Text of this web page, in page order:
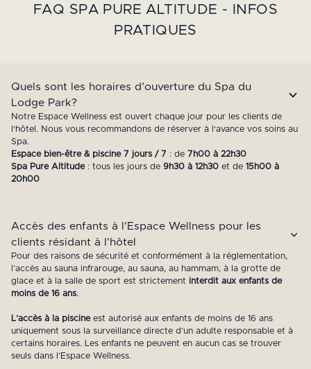
FAQ SPA PURE ALTITUDE - INFOS
PRATIQUES
Quels sont les horaires d’ouverture du Spa du
Lodge Park?
Notre Espace Wellness est ouvert chaque jour pour les clients de
l'hôtel. Nous vous recommandons de réserver à l'avance vos soins au
Spa.
Espace bien-être & piscine 7 jours / 7 : de 7h00 à 22h30
Spa Pure Altitude: tous les jours de 9h30 à 12h30et de 15h00 à
20h00
Accès des enfants à l'Espace Wellness pour les
clients résidant à l'hôtel
Pour des raisons de sécurité et conformément à la réglementation,
l’accès au sauna infrarouge, au sauna, au hammam, à la grotte de
glace et à la salle de sport est strictement interdit aux enfants de
moins de 16 ans.
L’accès à la piscine est autorisé aux enfants de moins de 16 ans
uniquement sous la surveillance directe d’un adulte responsable et à
certains horaires. Les enfants ne peuvent en aucun cas se trouver
seuls dans l’Espace Wellness.